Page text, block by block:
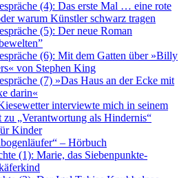
(4): Das erste Mal … eine rote
warum Künstler schwarz tragen
(5): Der neue Roman
(6): Mit dem Gatten über »Billy
von Stephen King
(7) »Das Haus an der Ecke mit
darin«
interviewte mich in seinem
zu „Verantwortung als Hindernis“
Kinder
– Hörbuch
(1): Marie, das Siebenpunkte-